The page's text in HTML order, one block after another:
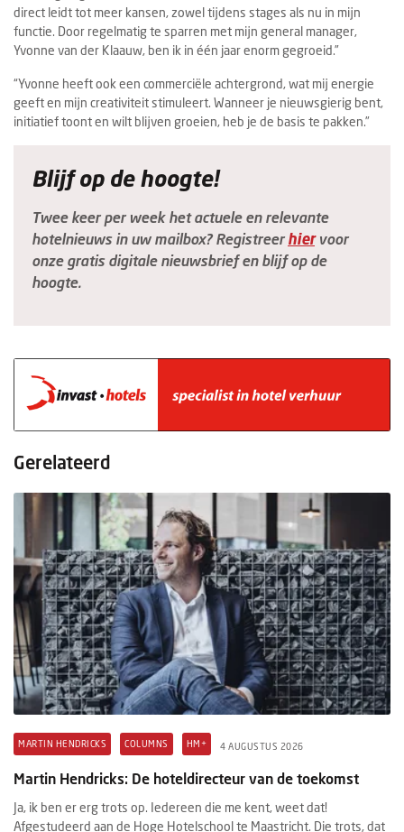
direct leidt tot meer kansen, zowel tijdens stages als nu in mijn
functie. Door regelmatig te sparren met mijn general manager,
Yvonne van der Klaauw, ben ik in één jaar enorm gegroeid.”
“Yvonne heeft ook een commerciële achtergrond, wat mij energie
geeft en mijn creativiteit stimuleert. Wanneer je nieuwsgierig bent,
initiatief toont en wilt blijven groeien, heb je de basis te pakken.”
Blijf op de hoogte!
Twee keer per week het actuele en relevante
hotelnieuws in uw mailbox? Registreerhier voor
onze gratis digitale nieuwsbrief en blijf op de
hoogte.
Gerelateerd
MARTIN HENDRICKS COLUMNS HM+ 4 AUGUSTUS 2026
Martin Hendricks: De hoteldirecteur van de toekomst
Ja, ik ben er erg trots op. Iedereen die me kent, weet dat!
Afgestudeerd aan de Hoge Hotelschool te Maastricht. Die trots, dat